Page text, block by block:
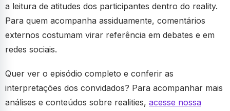
a leitura de atitudes dos participantes dentro do reality.
Para quem acompanha assiduamente, comentários
externos costumam virar referência em debates e em
redes sociais.
Quer ver o episódio completo e conferir as
interpretações dos convidados? Para acompanhar mais
análises e conteúdos sobre realities, acesse nossa